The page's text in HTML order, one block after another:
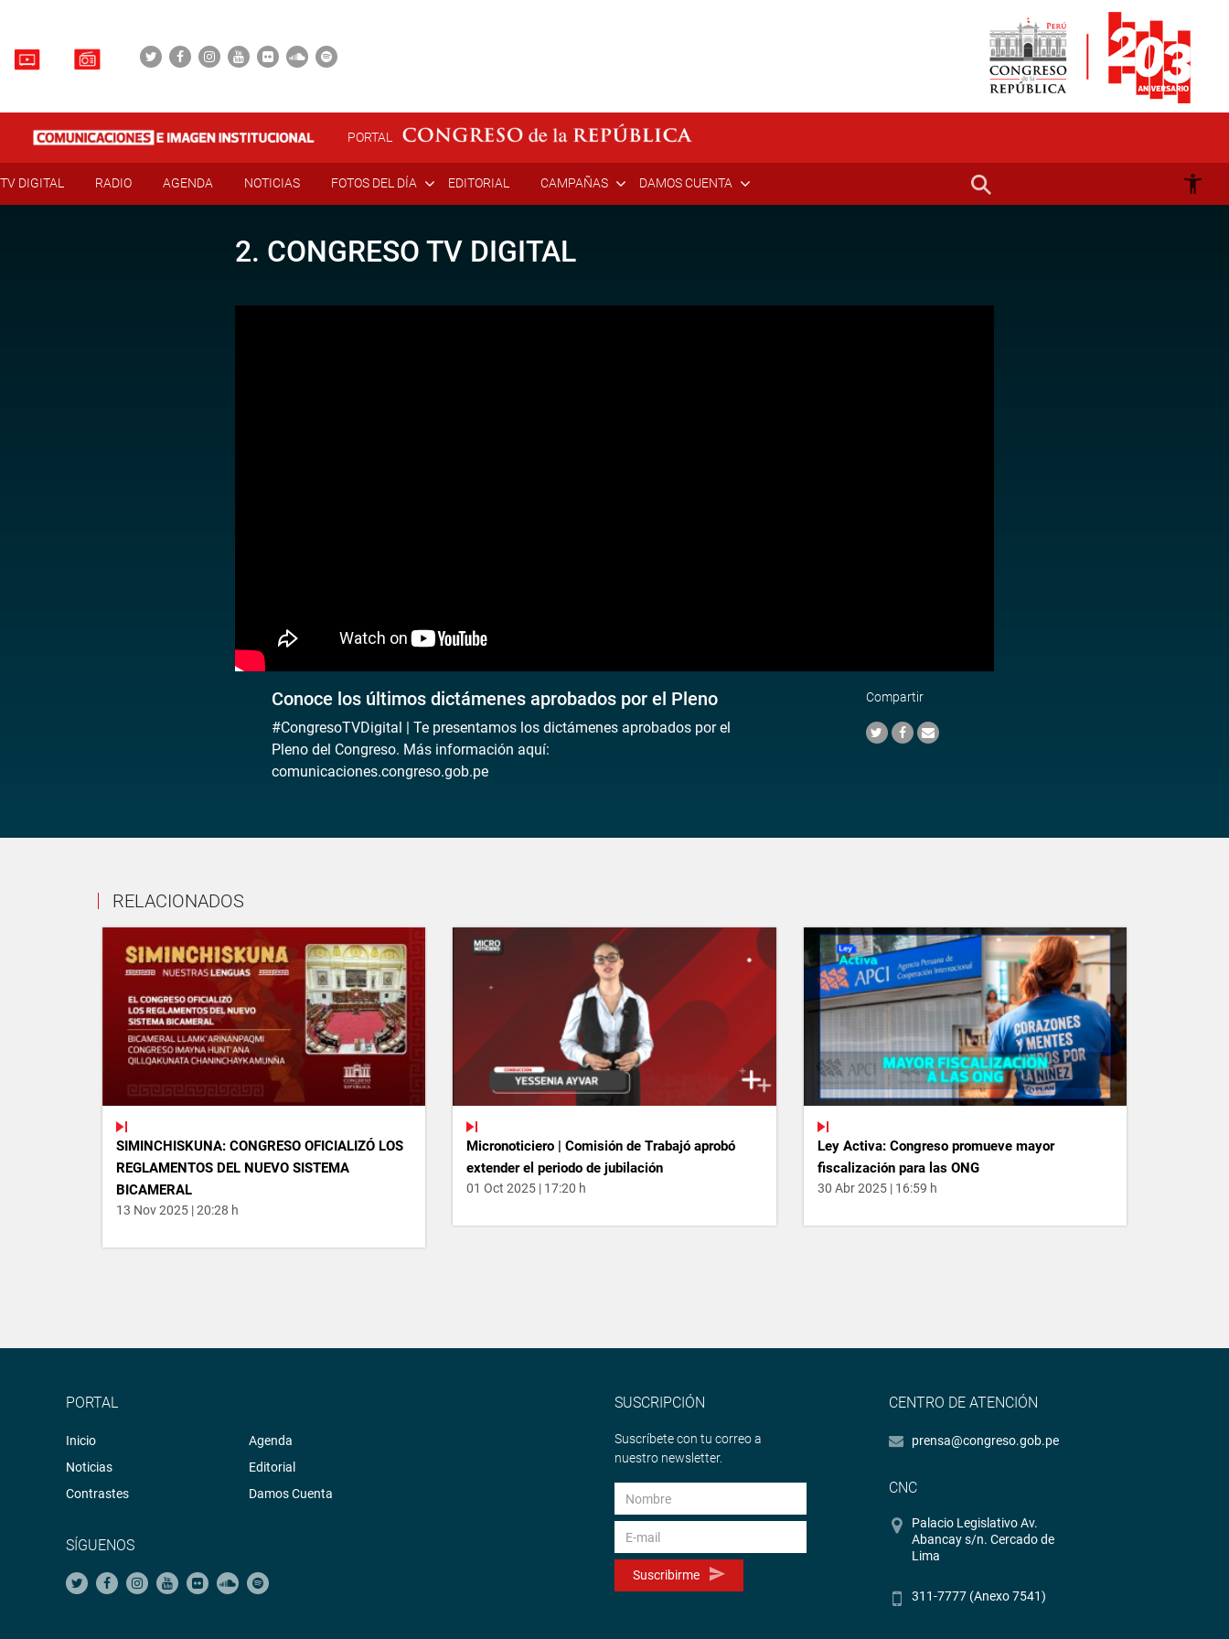
PORTAL
TV DIGITAL RADIO AGENDA NOTICIAS FOTOS DEL DÍA EDITORIAL CAMPAÑAS DAMOS CUENTA
2. CONGRESO TV DIGITAL
Conoce los últimos dictámenes aprobados por el Pleno
#CongresoTVDigital | Te presentamos los dictámenes aprobados por el
Pleno del Congreso. Más información aquí:
comunicaciones.congreso.gob.pe
Compartir
RELACIONADOS
SIMINCHISKUNA: CONGRESO OFICIALIZÓ LOS
REGLAMENTOS DEL NUEVO SISTEMA
BICAMERAL
13 Nov 2025 | 20:28 h
Micronoticiero | Comisión de Trabajó aprobó
extender el periodo de jubilación
01 Oct 2025 | 17:20 h
Ley Activa: Congreso promueve mayor
fiscalización para las ONG
30 Abr 2025 | 16:59 h
PORTAL
Inicio
Noticias
Contrastes
Agenda
Editorial
Damos Cuenta
SÍGUENOS
SUSCRIPCIÓN
Suscríbete con tu correo a
nuestro newsletter.
Suscribirme
CENTRO DE ATENCIÓN
prensa@congreso.gob.pe
CNC
Palacio Legislativo Av.
Abancay s/n. Cercado de
Lima
311-7777 (Anexo 7541)